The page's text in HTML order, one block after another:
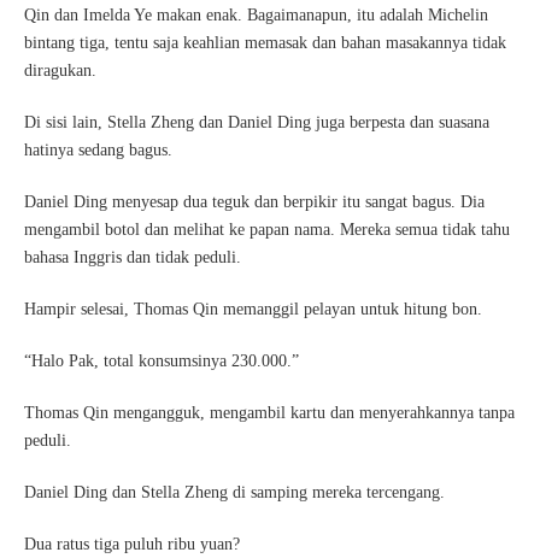
Qin dan Imelda Ye makan enak. Bagaimanapun, itu adalah Michelin
bintang tiga, tentu saja keahlian memasak dan bahan masakannya tidak
diragukan.
Di sisi lain, Stella Zheng dan Daniel Ding juga berpesta dan suasana
hatinya sedang bagus.
Daniel Ding menyesap dua teguk dan berpikir itu sangat bagus. Dia
mengambil botol dan melihat ke papan nama. Mereka semua tidak tahu
bahasa Inggris dan tidak peduli.
Hampir selesai, Thomas Qin memanggil pelayan untuk hitung bon.
“Halo Pak, total konsumsinya 230.000.”
Thomas Qin mengangguk, mengambil kartu dan menyerahkannya tanpa
peduli.
Daniel Ding dan Stella Zheng di samping mereka tercengang.
Dua ratus tiga puluh ribu yuan?